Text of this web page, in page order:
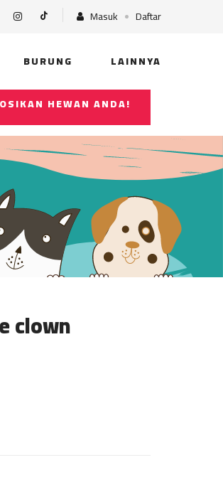
Masuk Daftar
BURUNG LAINNYA
HEWAN ANDA!
clown